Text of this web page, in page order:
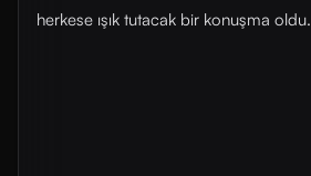
herkese ışık tutacak bir konuşma oldu.